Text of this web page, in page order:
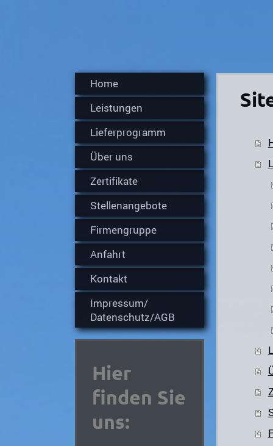
Home
Leistungen
Lieferprogramm
Über uns
Zertifikate
Stellenangebote
Firmengruppe
Anfahrt
Kontakt
Impressum/
Datenschutz/AGB
Hier
finden Sie
uns: